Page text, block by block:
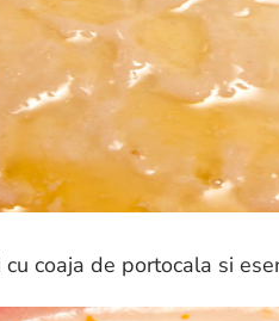
coaja de portocala si